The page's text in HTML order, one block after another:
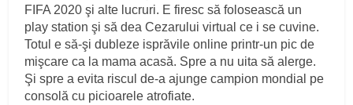
FIFA 2020 şi alte lucruri. E firesc să folosească un
play station şi să dea Cezarului virtual ce i se cuvine.
Totul e să-şi dubleze isprăvile online printr-un pic de
mişcare ca la mama acasă. Spre a nu uita să alerge.
Şi spre a evita riscul de-a ajunge campion mondial pe
consolă cu picioarele atrofiate.